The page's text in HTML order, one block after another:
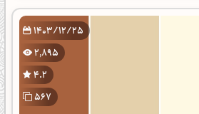
1403/12/25
2,895
4.2
567